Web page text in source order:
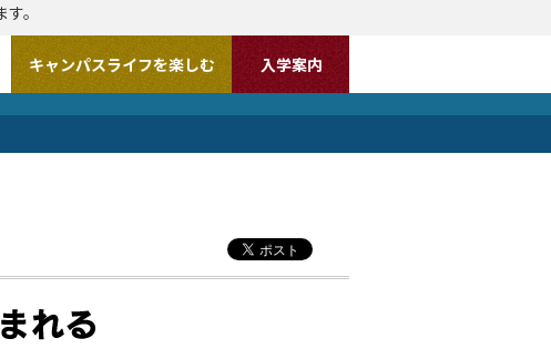
。
キャンパスライフを楽しむ 入学案内